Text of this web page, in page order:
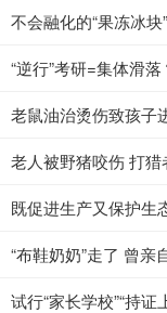
不会融化的“果冻冰
“逆行”考研=集体滑
老鼠油治烫伤致孩子
老人被野猪咬伤 打猎
既促进生产又保护生
“布鞋奶奶”走了 曾
试行“家长学校”“持